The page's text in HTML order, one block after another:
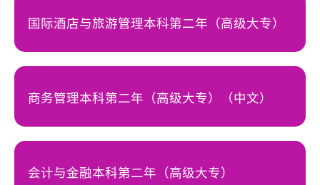
国际酒店与旅游管理本科第二年（高级大专）
商务管理本科第二年（高级大专）（中文）
会计与金融本科第二年（高级大专）